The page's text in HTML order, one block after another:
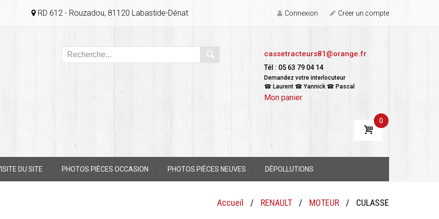
RD 612 - Rouzadou, 81120 Labastide-Dénat Connexion Créer un compte
cassetracteurs81@orange.fr
Tél : 05 63 79 04 14
Demandez votre interlocuteur
☎ Laurent ☎ Yannick ☎ Pascal
Mon panier
0
DU SITE PHOTOS PIÈCES OCCASION PHOTOS PIÈCES NEUVES DÉPOLLUTIONS
Accueil / RENAULT / MOTEUR / CULASSE